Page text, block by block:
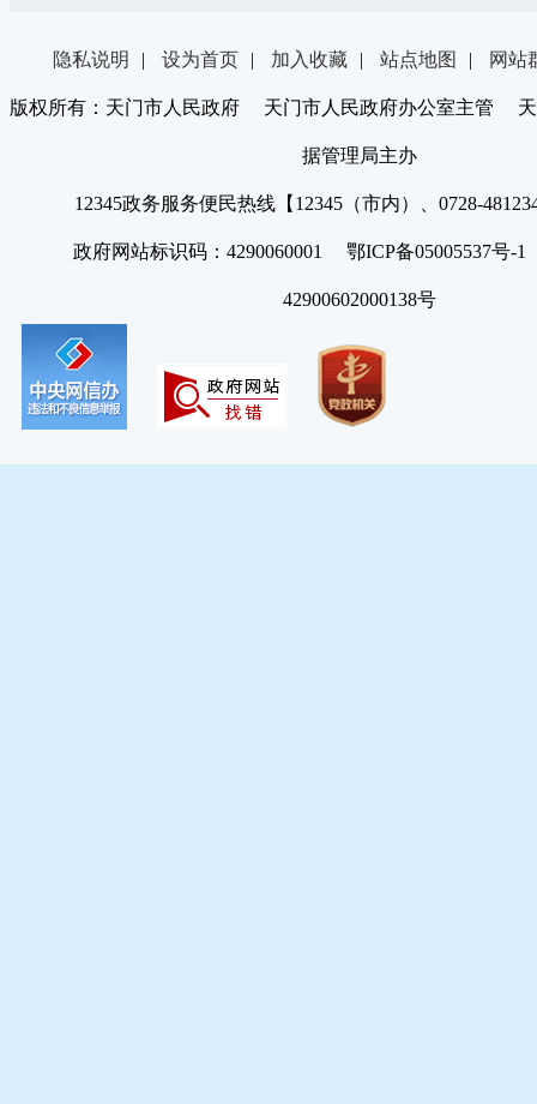
隐私说明 | 设为首页 | 加入收藏 | 站点地图 | 网站
版权所有：天门市人民政府 天门市人民政府办公室主管 天
据管理局主办
12345政务服务便民热线【12345（市内）、0728-
政府网站标识码：4290060001 鄂ICP备05005537号
42900602000138号